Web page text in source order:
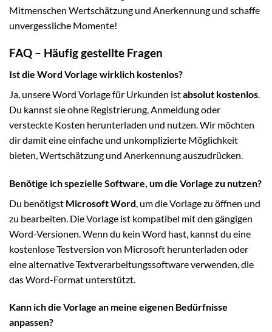
Mitmenschen Wertschätzung und Anerkennung und schaffe
unvergessliche Momente!
FAQ – Häufig gestellte Fragen
Ist die Word Vorlage wirklich kostenlos?
Ja, unsere Word Vorlage für Urkunden istabsolut kostenlos.
Du kannst sie ohne Registrierung, Anmeldung oder
versteckte Kosten herunterladen und nutzen. Wir möchten
dir damit eine einfache und unkomplizierte Möglichkeit
bieten, Wertschätzung und Anerkennung auszudrücken.
Benötige ich spezielle Software, um die Vorlage zu nutzen?
Du benötigst Microsoft Word , um die Vorlage zu öffnen und
zu bearbeiten. Die Vorlage ist kompatibel mit den gängigen
Word-Versionen. Wenn du kein Word hast, kannst du eine
kostenlose Testversion von Microsoft herunterladen oder
eine alternative Textverarbeitungssoftware verwenden, die
das Word-Format unterstützt.
Kann ich die Vorlage an meine eigenen Bedürfnisse
anpassen?